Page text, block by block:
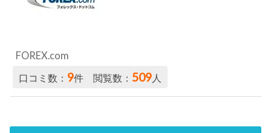
FOREX.com
口コミ数： 9件 閲覧数：509人